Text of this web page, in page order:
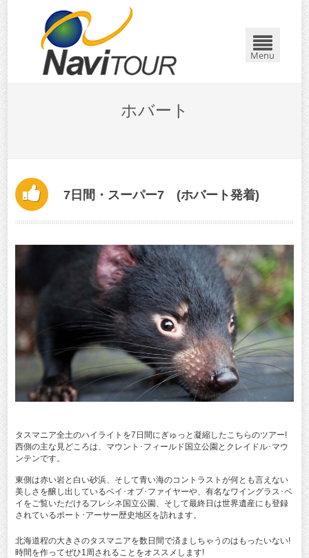
Menu
ホバート
7日間・スーパー7 (ホバート発着)
タスマニア全土のハイライトを7日間にぎゅっと凝縮したこちらのツアー!
西側の主な見どころは、マウント･フィールド国立公園とクレイドル･マウ
ンテンです。
東側は赤い岩と白い砂浜、そして青い海のコントラストが何とも言えない
美しさを醸し出しているベイ･オブ･ファイヤーや、有名なワイングラス･ベ
イをご覧いただけるフレシネ国立公園、そして最終日は世界遺産にも登録
されているポート･アーサー歴史地区を訪れます。
北海道程の大きさのタスマニアを数日間で済ましちゃうのはもったいない!
時間を作ってぜひ1周されることをオススメします!